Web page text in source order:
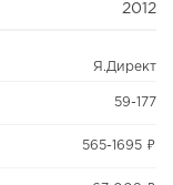
2012
Я.Директ
59-177
565-1695 ₽